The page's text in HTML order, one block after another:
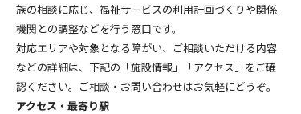
族の相談に応じ、福祉サービスの利用計画づくりや関係
機関との調整などを行う窓口です。
対応エリアや対象となる障がい、ご相談いただける内容
などの詳細は、下記の「施設情報」「アクセス」をご確
認ください。ご相談・お問い合わせはお気軽にどうぞ。
アクセス・最寄り駅